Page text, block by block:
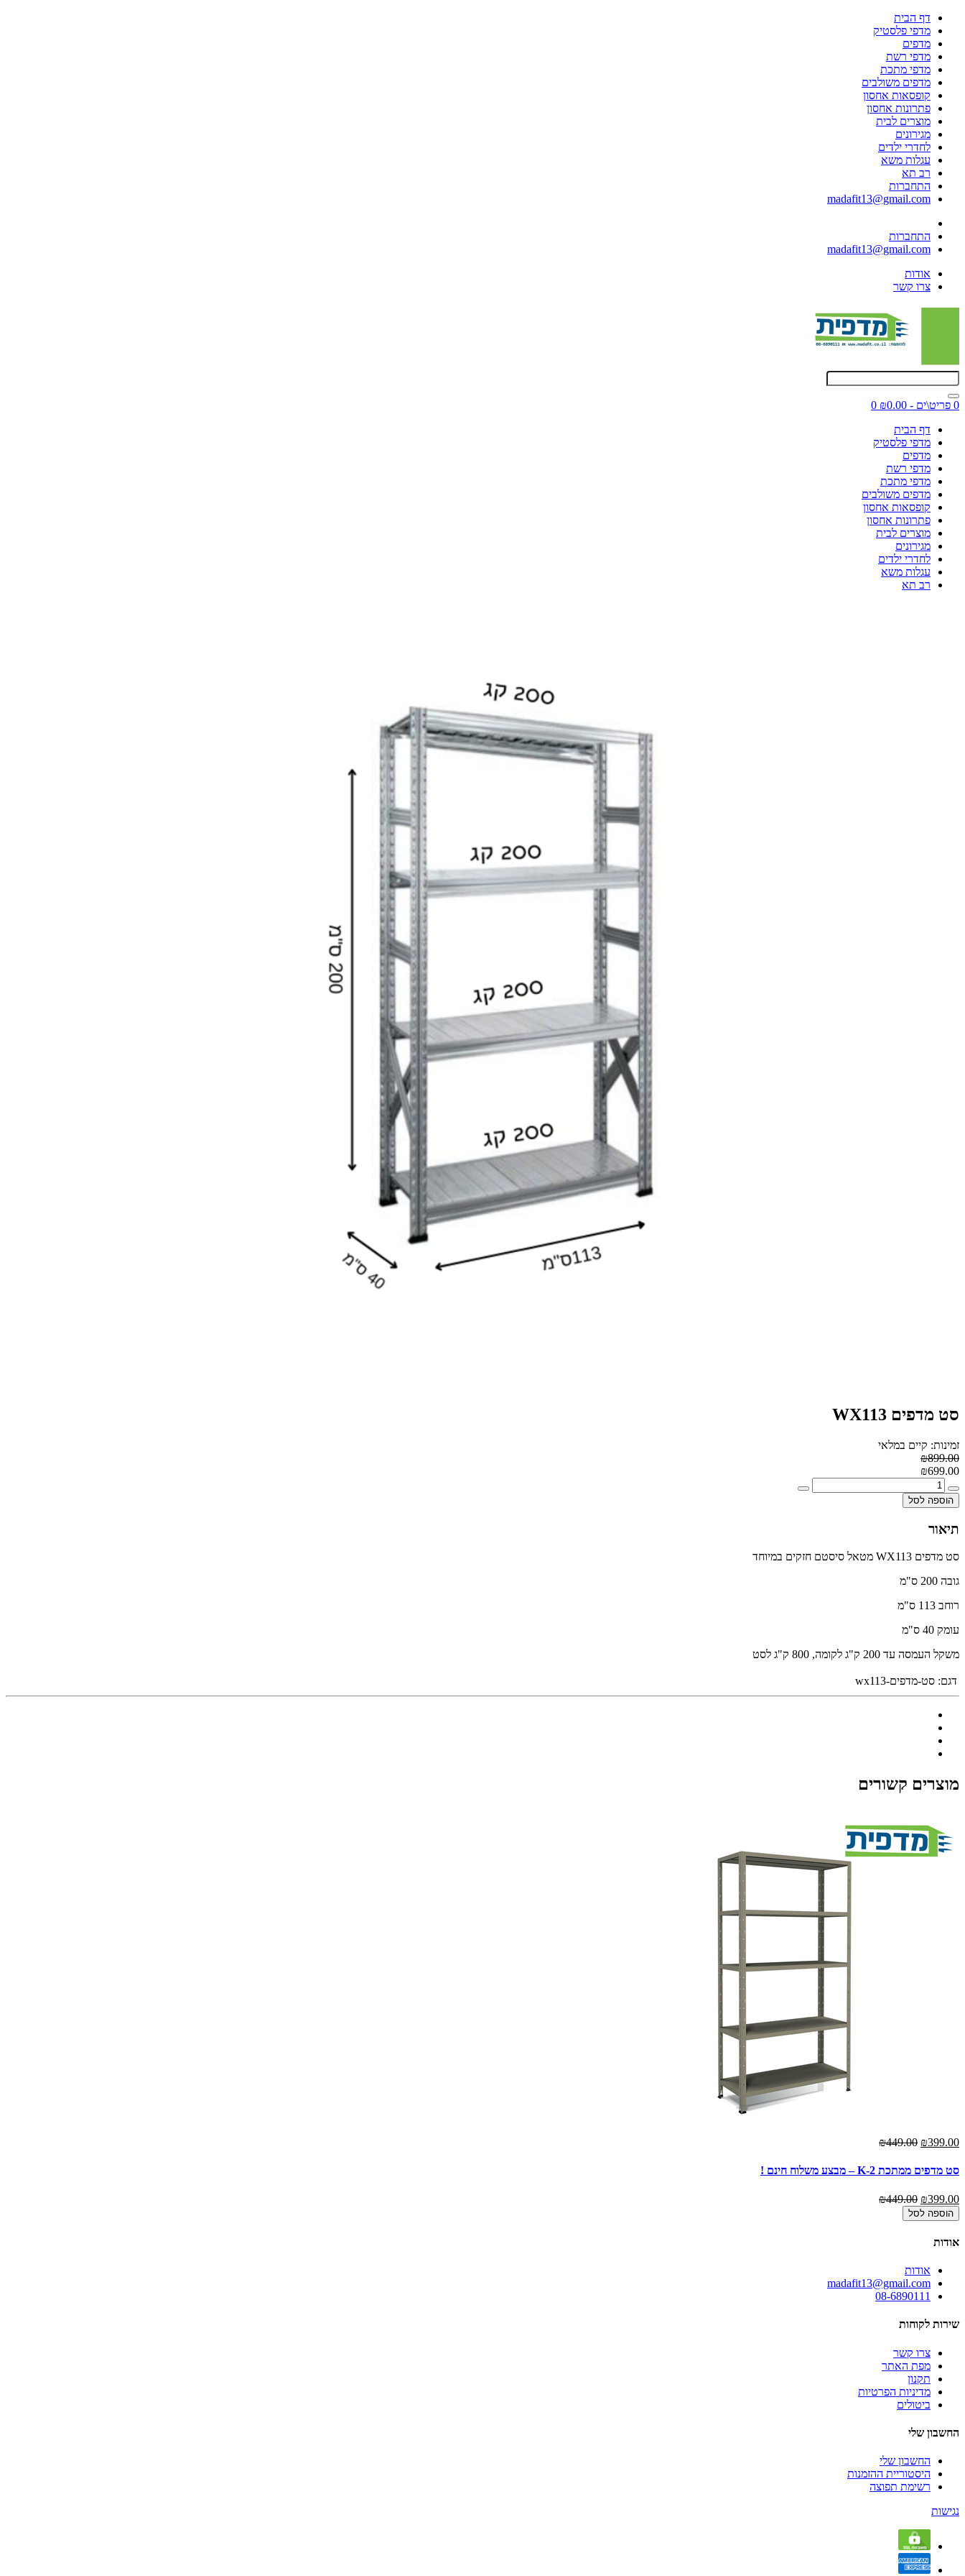
דף הבית
מדפי פלסטיק
מדפים
מדפי רשת
מדפי מתכת
מדפים משולבים
קופסאות אחסון
פתרונות אחסון
מוצרים לבית
מגירונים
לחדרי ילדים
עגלות משא
רב תא
התחברות
madafit13@gmail.com
התחברות
madafit13@gmail.com
אודות
צרו קשר
0 פריט\ים - ₪0.00
0
דף הבית
מדפי פלסטיק
מדפים
מדפי רשת
מדפי מתכת
מדפים משולבים
קופסאות אחסון
פתרונות אחסון
מוצרים לבית
מגירונים
לחדרי ילדים
עגלות משא
רב תא
סט מדפים WX113
זמינות: קיים במלאי
₪899.00
₪699.00
הוספה לסל
תיאור
סט מדפים WX113 מטאל סיסטם חזקים במיוחד
גובה 200 ס"מ
רוחב 113 ס"מ
עומק 40 ס"מ
משקל העמסה עד 200 ק"ג לקומה, 800 ק"ג לסט
דגם: סט-מדפים-wx113
מוצרים קשורים
₪399.00
₪449.00
סט מדפים ממתכת K-2 – מבצע משלוח חינם !
₪399.00
₪449.00
הוספה לסל
אודות
אודות
madafit13@gmail.com
08-6890111
שירות לקוחות
צרו קשר
מפת האתר
תקנון
מדיניות הפרטיות
ביטולים
החשבון שלי
החשבון שלי
היסטוריית ההזמנות
רשימת תפוצה
נגישות